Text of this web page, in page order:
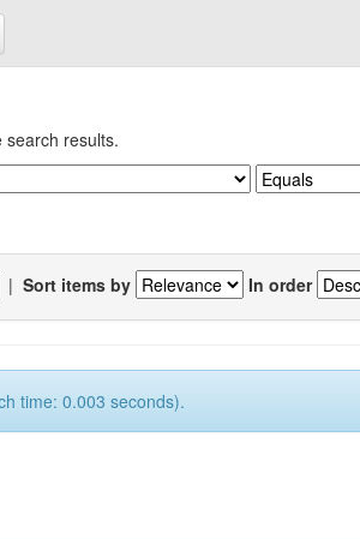
search results.
| Sort items by In order
time: 0.003 seconds).